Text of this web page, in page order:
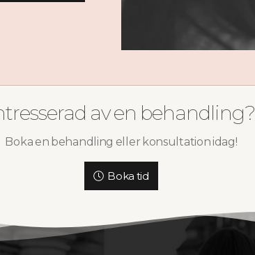
av en behandling?
Boka en behandling eller konsultation idag!
Boka tid